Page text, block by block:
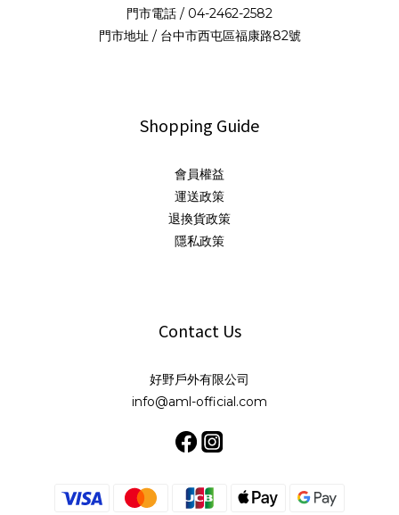
門市電話 / 04-2462-2582
門市地址 / 台中市西屯區福康路82號
Shopping Guide
會員權益
運送政策
退換貨政策
隱私政策
Contact Us
好野戶外有限公司
info@aml-official.com